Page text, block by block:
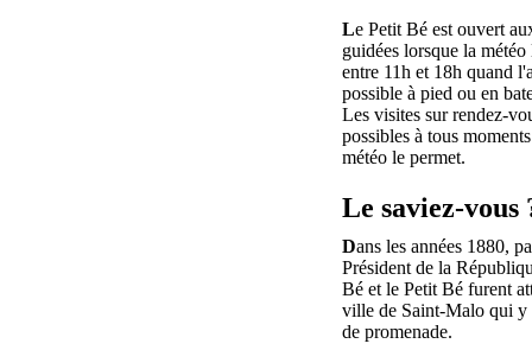
Le Petit Bé est ouvert
guidées lorsque la météo
entre 11h et 18h quand
possible à pied ou en
Les visites sur rendez-
possibles à tous
météo le permet.
Le saviez-vous
Dans les années 1880,
Président de la
Bé et le Petit Bé furent
ville de Saint-Malo qui
de promenade.